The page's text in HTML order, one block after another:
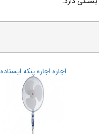
اجاره اجاره پنکه ایستاده